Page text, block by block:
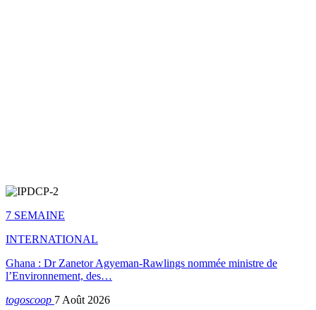
7 SEMAINE
INTERNATIONAL
Ghana : Dr Zanetor Agyeman-Rawlings nommée ministre de
l’Environnement, des…
togoscoop 7 Août 2026